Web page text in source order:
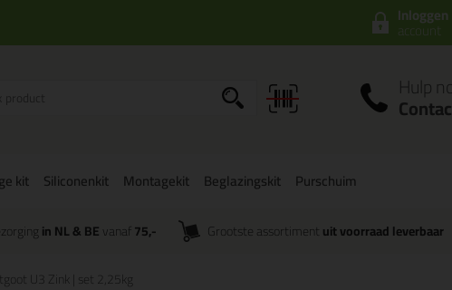
Inloggen
account
Hulp
kit Siliconenkit Montagekit Beglazingskit Purschuim
in NL & BEvanaf 75,- Grootste assortiment uit voorraad leverbaar
U3 Zink | set 2,25kg